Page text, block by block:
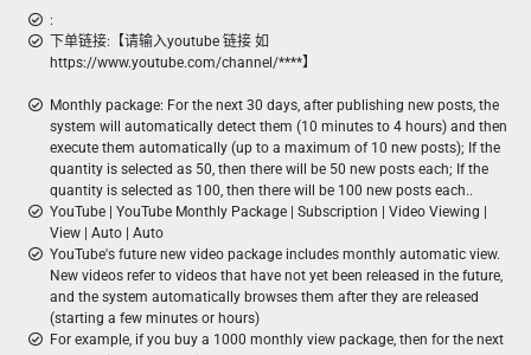
:
下单链接:【请输入youtube 链接 如
https://www.youtube.com/channel/****】
Monthly package: For the next 30 days, after publishing new posts, the
system will automatically detect them (10 minutes to 4 hours) and then
execute them automatically (up to a maximum of 10 new posts); If the
quantity is selected as 50, then there will be 50 new posts each; If the
quantity is selected as 100, then there will be 100 new posts each..
YouTube | YouTube Monthly Package | Subscription | Video Viewing |
View | Auto | Auto
YouTube's future new video package includes monthly automatic view.
New videos refer to videos that have not yet been released in the future,
and the system automatically browses them after they are released
(starting a few minutes or hours)
For example, if you buy a 1000 monthly view package, then for the next